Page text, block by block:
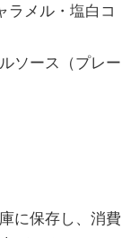
ラメル・塩白コ
ソース（プレー
に保存し、消費